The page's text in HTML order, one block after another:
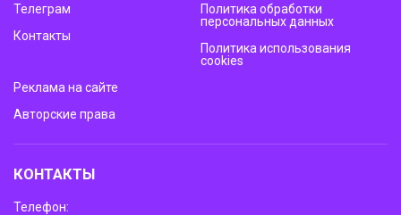
Телеграм
Контакты
Политика обработки
персональных данных
Политика использования
cookies
Реклама на сайте
Авторские права
КОНТАКТЫ
Телефон: